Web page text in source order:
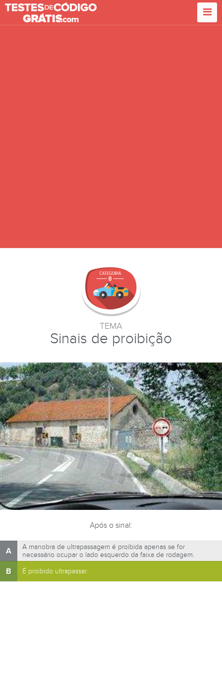
TEMA
Sinais de proibição
Após o sinal:
A
A manobra de ultrapassagem é proibida apenas se for
necessário ocupar o lado esquerdo da faixa de rodagem.
B É proibido ultrapassar.